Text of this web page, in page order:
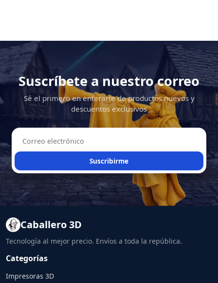
Suscríbete a nuestro correo
Sé el primero en enterarte de productos nuevos y
descuentos exclusivos
Suscribirme
Caballero 3D
Tecnología al mejor precio. Envíos a toda la república.
Categorías
Impresoras 3D